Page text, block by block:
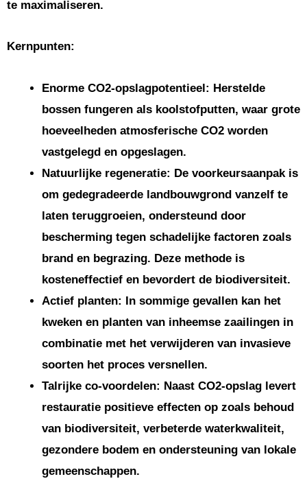
te maximaliseren.
Kernpunten:
Enorme CO2-opslagpotentieel: Herstelde
bossen fungeren als koolstofputten, waar grote
hoeveelheden atmosferische CO2 worden
vastgelegd en opgeslagen.
Natuurlijke regeneratie: De voorkeursaanpak is
om gedegradeerde landbouwgrond vanzelf te
laten teruggroeien, ondersteund door
bescherming tegen schadelijke factoren zoals
brand en begrazing. Deze methode is
kosteneffectief en bevordert de biodiversiteit.
Actief planten: In sommige gevallen kan het
kweken en planten van inheemse zaailingen in
combinatie met het verwijderen van invasieve
soorten het proces versnellen.
Talrijke co-voordelen: Naast CO2-opslag levert
restauratie positieve effecten op zoals behoud
van biodiversiteit, verbeterde waterkwaliteit,
gezondere bodem en ondersteuning van lokale
gemeenschappen.